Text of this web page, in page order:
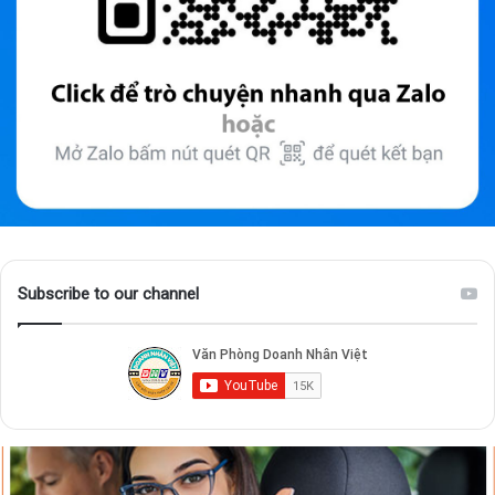
Subscribe to our channel